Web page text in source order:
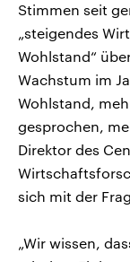
Stimmen seit
„steigendes
Wohlstand“
Wachstum im
Wohlstand,
gesprochen,
Direktor des
sich mit der
„Wir wissen,